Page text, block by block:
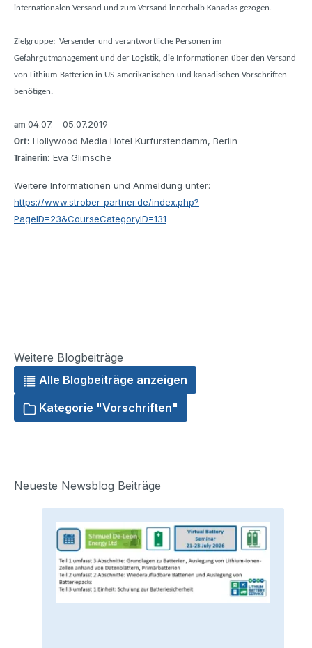
internationalen Versand und zum Versand innerhalb Kanadas gezogen.
Zielgruppe: Versender und verantwortliche Personen im
Gefahrgutmanagement und der Logistik, die Informationen über den Versand
von Lithium-Batterien in US-amerikanischen und kanadischen Vorschriften
benötigen.
am 04.07. - 05.07.2019
Ort: Hollywood Media Hotel Kurfürstendamm, Berlin
Trainerin: Eva Glimsche
Weitere Informationen und Anmeldung unter:
https://www.strober-partner.de/index.php?
PageID=23&CourseCategoryID=131
Weitere Blogbeiträge
Alle Blogbeiträge anzeigen
Kategorie "Vorschriften"
Neueste Newsblog Beiträge